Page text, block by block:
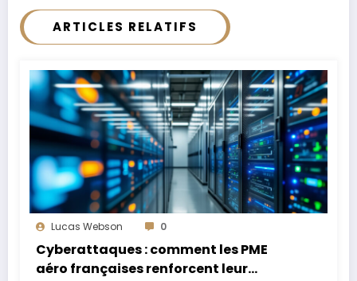
ARTICLES RELATIFS
Lucas Webson 0
Cyberattaques : comment les PME
aéro françaises renforcent leur